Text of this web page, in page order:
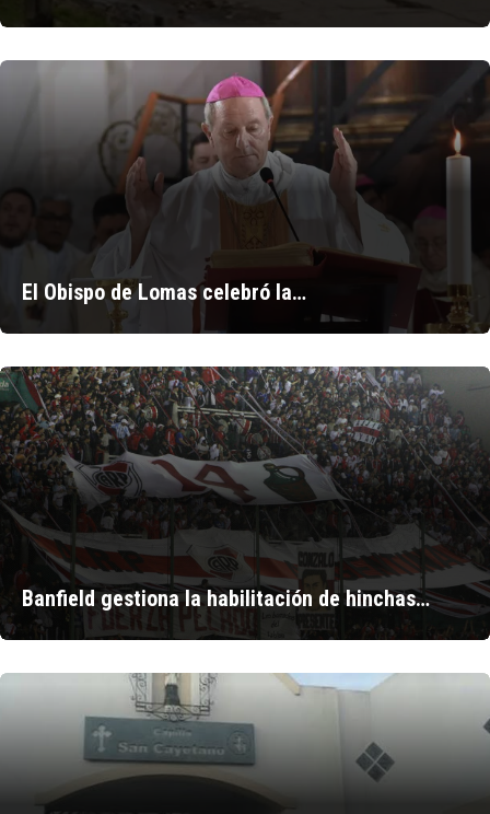
El Obispo de Lomas celebró la…
Banfield gestiona la habilitación de hinchas…